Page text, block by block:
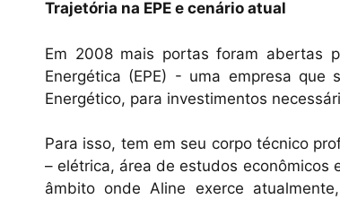
Trajetória na EPE e cenário atual
Em 2008 mais portas foram abertas
Energética (EPE) - uma empresa que
Energético, para investimentos
Para isso, tem em seu corpo técnico
– elétrica, área de estudos econômicos
âmbito onde Aline exerce